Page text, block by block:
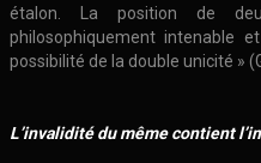
étalon. La position de
philosophiquement intenable
possibilité de la double unicité »
L’invalidité du même contient